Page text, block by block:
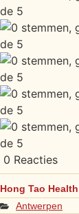
0 Reacties
Hong Tao
Antwerpen